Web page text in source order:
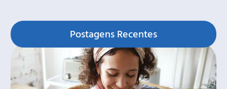
Postagens Recentes